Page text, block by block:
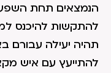
הנמצאים תחת
להתקשות להיכנס
תהיה יעילה עבורם
להתייעץ עם איש